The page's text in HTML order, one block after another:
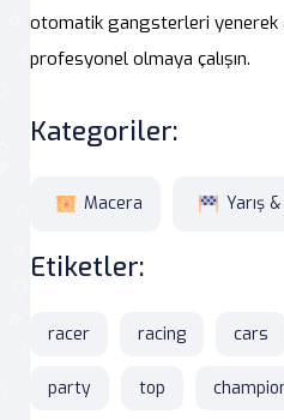
otomatik gangsterleri yenerek
profesyonel olmaya çalışın.
Kategoriler:
Macera Yarış
Etiketler:
racer racing cars
party top